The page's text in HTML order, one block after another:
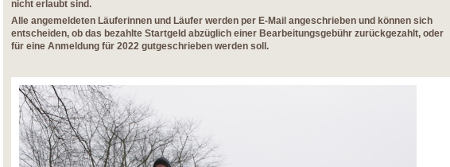
nicht erlaubt sind.
Alle angemeldeten Läuferinnen und Läufer werden per E-Mail angeschrieben und können sich
entscheiden, ob das bezahlte Startgeld abzüglich einer Bearbeitungsgebühr zurückgezahlt, oder
für eine Anmeldung für 2022 gutgeschrieben werden soll.